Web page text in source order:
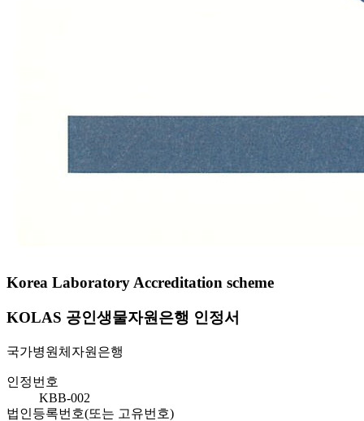
Korea Laboratory Accreditation scheme
KOLAS 공인생물자원은행 인정서
국가병원체자원은행
인정번호
KBB-002
법인등록번호(또는 고유번호)